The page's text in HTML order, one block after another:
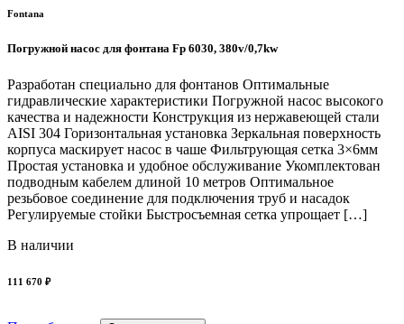
Fontana
Погружной насос для фонтана Fp 6030, 380v/0,7kw
Разработан специально для фонтанов Оптимальные
гидравлические характеристики Погружной насос высокого
качества и надежности Конструкция из нержавеющей стали
AISI 304 Горизонтальная установка Зеркальная поверхность
корпуса маскирует насос в чаше Фильтрующая сетка 3×6мм
Простая установка и удобное обслуживание Укомплектован
подводным кабелем длиной 10 метров Оптимальное
резьбовое соединение для подключения труб и насадок
Регулируемые стойки Быстросъемная сетка упрощает […]
В наличии
111 670 ₽